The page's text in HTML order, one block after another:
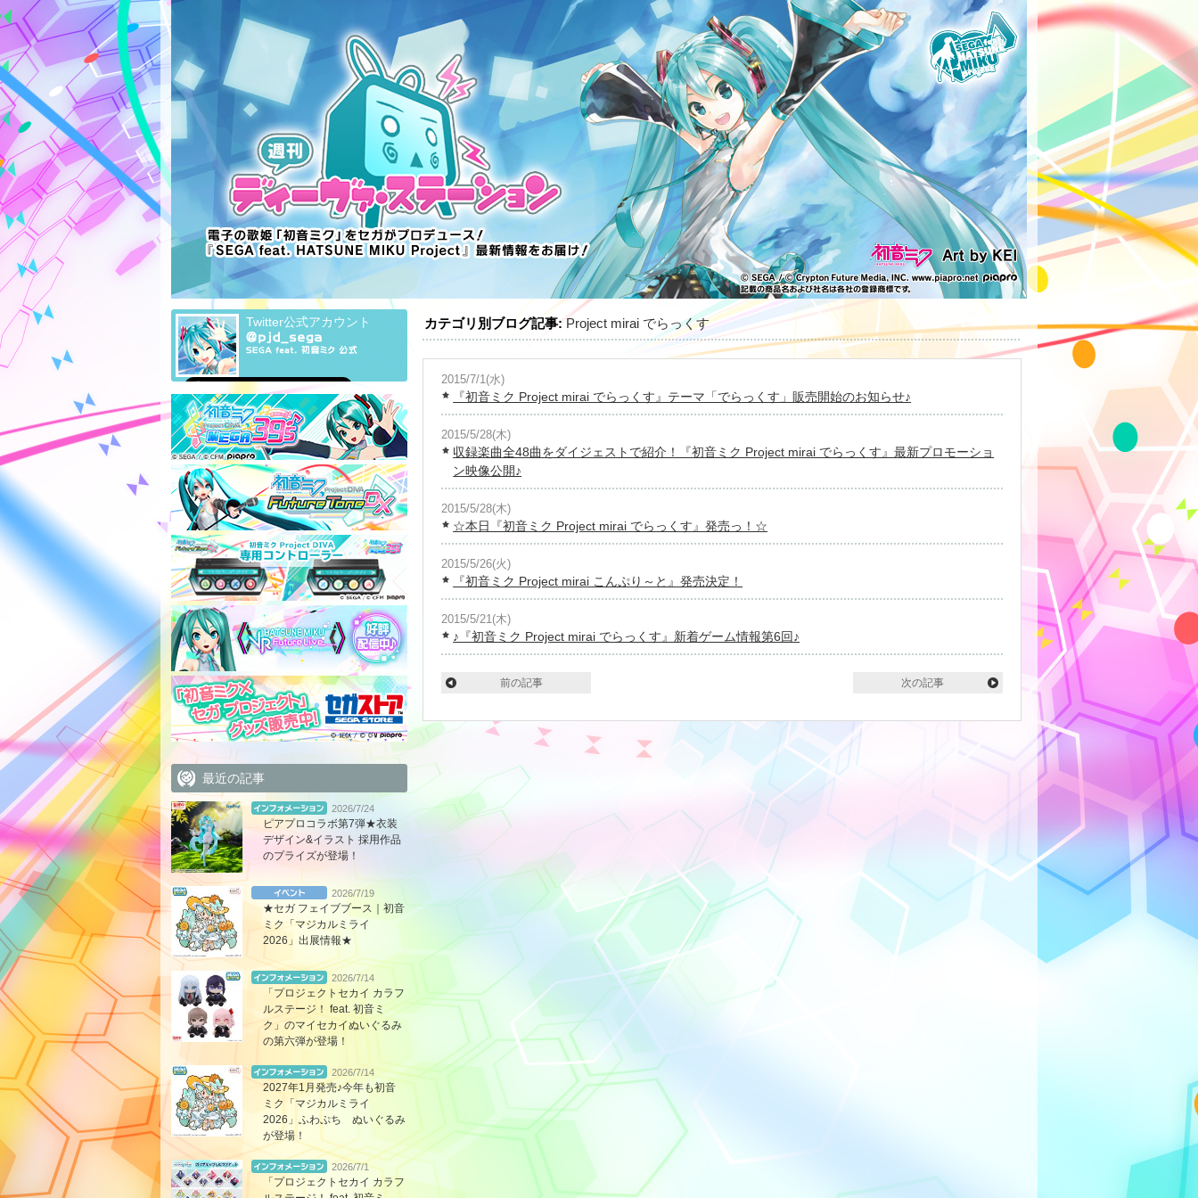
カテゴリ別ブログ記事: Project mirai でらっくす
2015/7/1(水)
『初音ミク Project mirai でらっくす』テーマ「でらっくす」販売開始のお知らせ♪
2015/5/28(木)
収録楽曲全48曲をダイジェストで紹介！『初音ミク Project mirai でらっくす』最新プロモーショ
ン映像公開♪
2015/5/28(木)
☆本日『初音ミク Project mirai でらっくす』発売っ！☆
2015/5/26(火)
『初音ミク Project mirai こんぷり～と』発売決定！
2015/5/21(木)
♪『初音ミク Project mirai でらっくす』新着ゲーム情報第6回♪
前の記事 次の記事
Twitter公式アカウント
最近の記事
2026/7/24
ピアプロコラボ第7弾★衣装
デザイン&イラスト 採用作品
のプライズが登場！
2026/7/19
★セガ フェイブブース｜初音
ミク「マジカルミライ
2026」出展情報★
2026/7/14
「プロジェクトセカイ カラフ
ルステージ！ feat. 初音ミ
ク」のマイセカイぬいぐるみ
の第六弾が登場！
2026/7/14
2027年1月発売♪今年も初音
ミク「マジカルミライ
2026」ふわぷち ぬいぐるみ
が登場！
2026/7/1
「プロジェクトセカイ カラフ